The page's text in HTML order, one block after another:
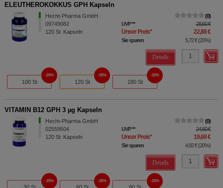
ELEUTHEROKOKKUS GPH Kapseln
Hecht-Pharma GmbH
09749082
120 St Kapseln
0
UVP** 28,60 €
Unser Preis* 22,88 €
Sie sparen 5,72 €(20%)
Details
100 St
20%
120 St
20%
180 St
20%
VITAMIN B12 GPH 3 µg Kapseln
Hecht-Pharma GmbH
02559504
120 St Kapseln
0
UVP** 24,60 €
Unser Preis* 19,68 €
Sie sparen 4,92 €(20%)
Details
20% 20% 20%